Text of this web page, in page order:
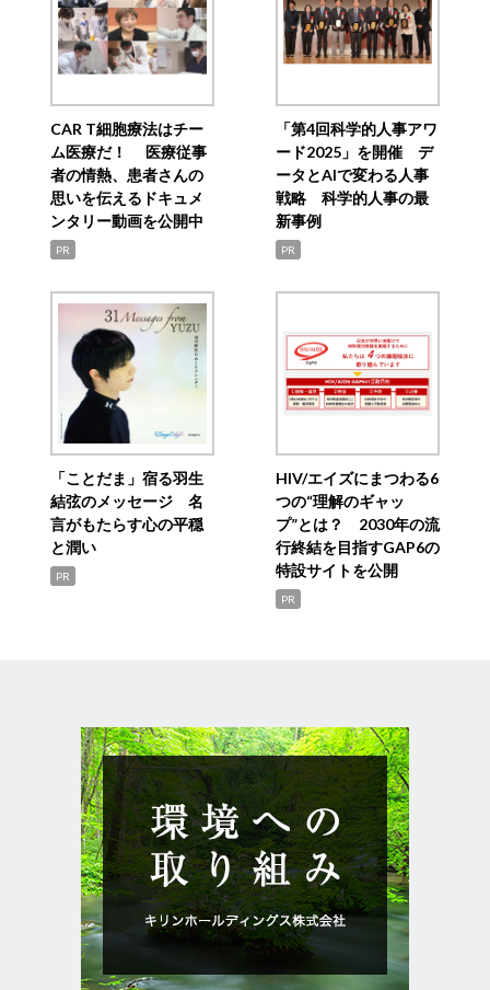
CAR T細胞療法はチー
ム医療だ！ 医療従事
者の情熱、患者さんの
思いを伝えるドキュメ
ンタリー動画を公開中
PR
「第4回科学的人事アワ
ード2025」を開催 デ
ータとAIで変わる人事
戦略 科学的人事の最
新事例
PR
「ことだま」宿る羽生
結弦のメッセージ 名
言がもたらす心の平穏
と潤い
PR
HIV/エイズにまつわる6
つの“理解のギャッ
プ”とは？ 2030年の流
行終結を目指すGAP6の
特設サイトを公開
PR